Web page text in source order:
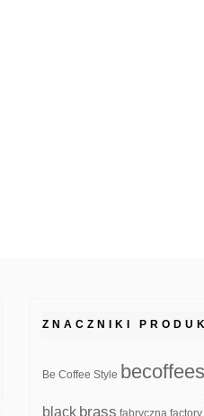
ZNACZNIKI
Be Coffee Style
black brass fabryczna factory